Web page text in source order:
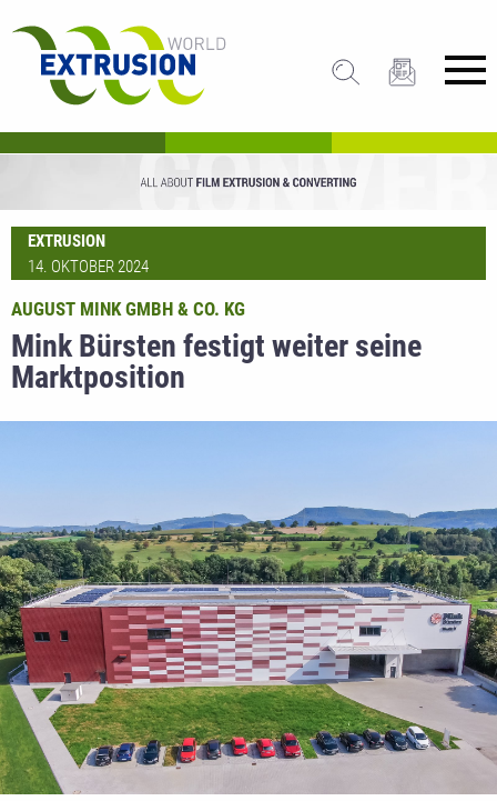
EXTRUSION
14. OKTOBER 2024
Mink Bürsten festigt weiter seine
Marktposition
AUGUST MINK GMBH & CO. KG